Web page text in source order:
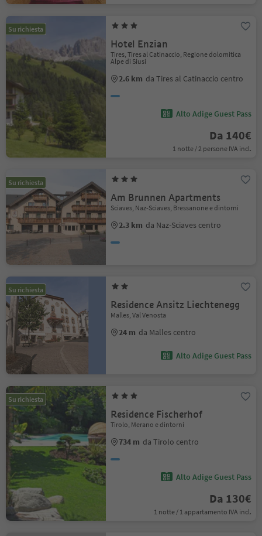
Su richiesta
Hotel Enzian
Tires, Tires al Catinaccio, Regione dolomitica
Alpe di Siusi
2.6 km da Tires al Catinaccio centro
Alto Adige Guest Pass
Da 140€
1 notte / 2 persone IVA incl.
Su richiesta
Am Brunnen Apartments
Sciaves, Naz-Sciaves, Bressanone e dintorni
2.3 km da Naz-Sciaves centro
Su richiesta
Residence Ansitz Liechtenegg
Malles, Val Venosta
24 m da Malles centro
Alto Adige Guest Pass
Su richiesta
Residence Fischerhof
Tirolo, Merano e dintorni
734 m da Tirolo centro
Alto Adige Guest Pass
Da 130€
1 notte / 1 appartamento IVA incl.